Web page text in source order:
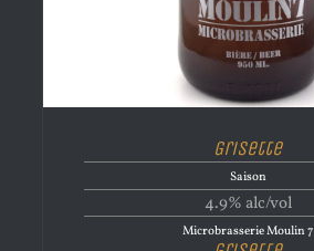
Grisette
Saison
4.9% alc/vol
Microbrasserie Moulin 7